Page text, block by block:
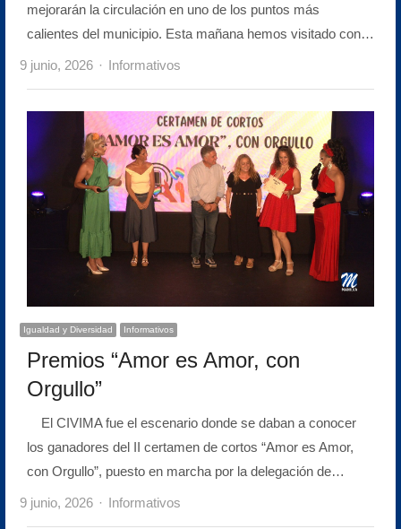
mejorarán la circulación en uno de los puntos más
calientes del municipio. Esta mañana hemos visitado con…
9 junio, 2026 Author
Informativos
Igualdad y Diversidad Informativos
Premios “Amor es Amor, con
Orgullo”
El CIVIMA fue el escenario donde se daban a conocer
los ganadores del II certamen de cortos “Amor es Amor,
con Orgullo”, puesto en marcha por la delegación de…
9 junio, 2026 Author
Informativos